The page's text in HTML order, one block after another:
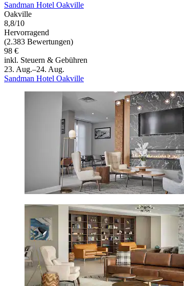
Sandman Hotel Oakville
Oakville
8,8/10
Hervorragend
(2.383 Bewertungen)
98 €
inkl. Steuern & Gebühren
23. Aug.–24. Aug.
Sandman Hotel Oakville